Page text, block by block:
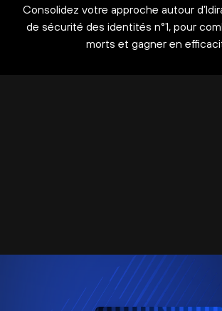
Consolidez votre approche autour
de sécurité des identités n°1, pour
morts et gagner en